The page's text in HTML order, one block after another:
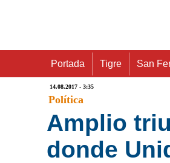
Portada Tigre San
14.08.2017 - 3:35
Política
Amplio
donde